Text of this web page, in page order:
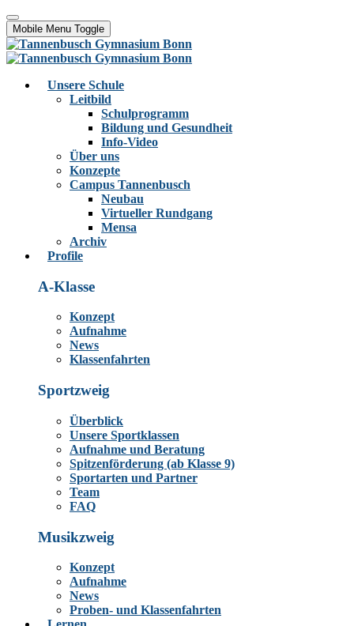
Mobile Menu Toggle
Unsere Schule
Leitbild
Schulprogramm
Bildung und Gesundheit
Info-Video
Über uns
Konzepte
Campus Tannenbusch
Neubau
Virtueller Rundgang
Mensa
Archiv
Profile
A-Klasse
Konzept
Aufnahme
News
Klassenfahrten
Sportzweig
Überblick
Unsere Sportklassen
Aufnahme und Beratung
Spitzenförderung (ab Klasse 9)
Sportarten und Partner
Team
FAQ
Musikzweig
Konzept
Aufnahme
News
Proben- und Klassenfahrten